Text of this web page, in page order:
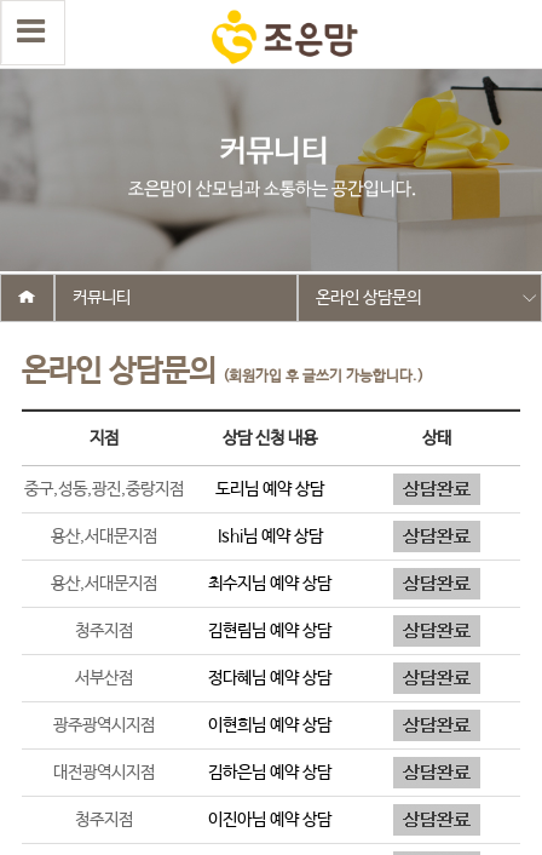
온라인 상담문의 (회원가입 후 글쓰기 가능합니다.)
커뮤니티 온라인 상담문의
지점 상담 신청 내용 상태
중구,성동,광진,중랑지점 도리 님 예약 상담
용산,서대문지점 Ishi님 예약 상담
용산,서대문지점 최수지 님 예약 상담
청주지점 김현림님 예약 상담
서부산점 정다혜 님 예약 상담
광주광역시지점 이현희님 예약 상담
대전광역시지점 김하은님 예약 상담
청주지점 이진아님 예약 상담